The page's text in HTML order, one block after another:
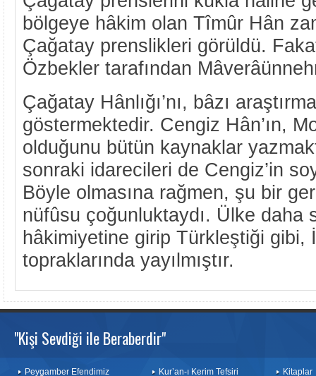
bölgeye hâkim olan Tîmûr Hân
Çağatay prenslikleri görüldü.
Özbekler tarafından
Çağatay Hânlığı’nı, bâzı
göstermektedir. Cengiz Hân’ın,
olduğunu bütün kaynaklar
sonraki idarecileri de Cengiz’in
Böyle olmasına rağmen, şu bir
nüfûsu çoğunluktaydı. Ülke daha
hâkimiyetine girip Türkleştiği gibi,
topraklarında yayılmıştır.
"Kişi Sevdiği ile Beraberdir"
Peygamber Efendimiz Kur’an-ı Kerim Tefsiri Kitaplar